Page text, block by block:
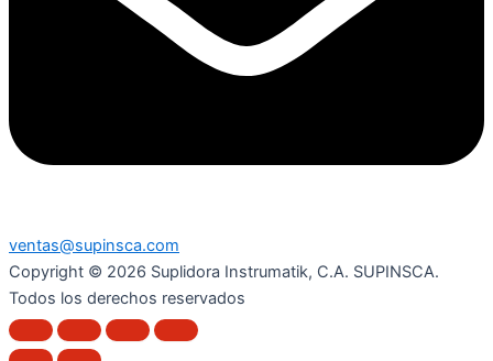
ventas@supinsca.com
Copyright © 2026 Suplidora Instrumatik, C.A. SUPINSCA.
Todos los derechos reservados